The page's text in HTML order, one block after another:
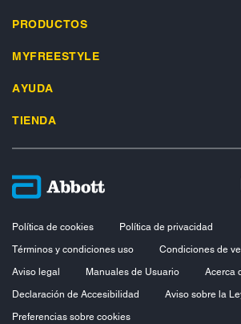
PRODUCTOS
MYFREESTYLE
AYUDA
TIENDA
Política de cookies
Política de privacidad
Términos y condiciones uso
Condiciones de
Aviso legal
Manuales de Usuario
Acerca
Declaración de Accesibilidad
Aviso sobre la
Preferencias sobre cookies